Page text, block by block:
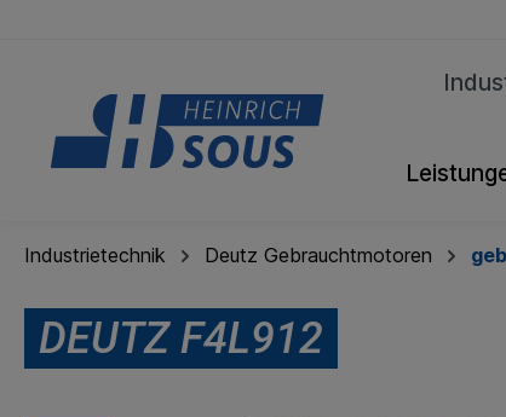
Industrietechnik Deutz Gebrauchtmotoren
DEUTZ F4L912